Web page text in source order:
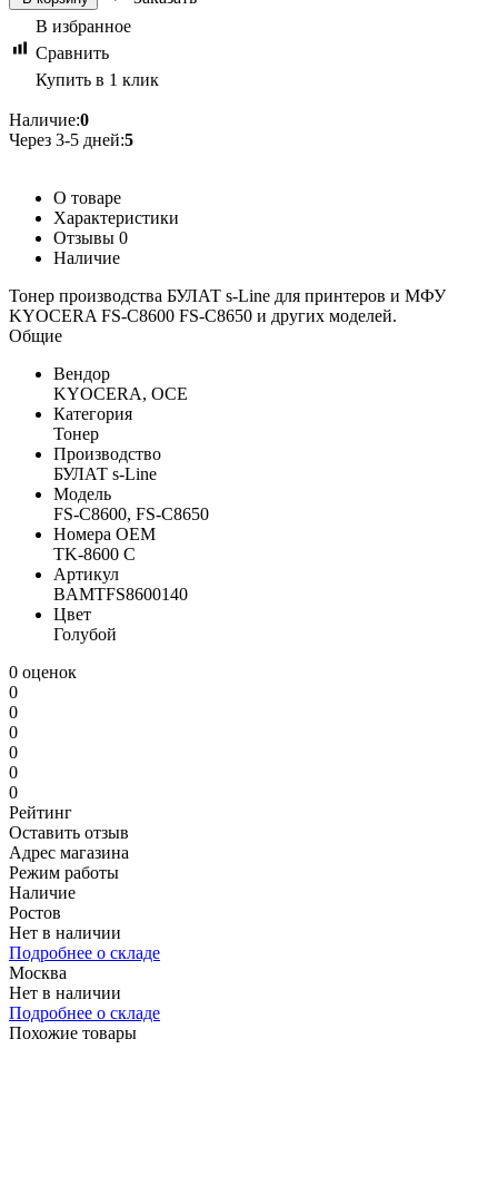
В избранное
Сравнить
Купить в 1 клик
Наличие:0
Через 3-5 дней:5
О товаре
Характеристики
Отзывы 0
Наличие
Тонер производства БУЛАТ s-Line для принтеров и МФУ
KYOCERA FS-C8600 FS-C8650 и других моделей.
Общие
Вендор
KYOCERA, OCE
Категория
Тонер
Производство
БУЛАТ s-Line
Модель
FS-C8600, FS-C8650
Номера OEM
TK-8600 C
Артикул
BAMTFS8600140
Цвет
Голубой
0 оценок
0
0
0
0
0
0
Рейтинг
Оставить отзыв
Адрес магазина
Режим работы
Наличие
Ростов
Нет в наличии
Подробнее о складе
Москва
Нет в наличии
Подробнее о складе
Похожие товары